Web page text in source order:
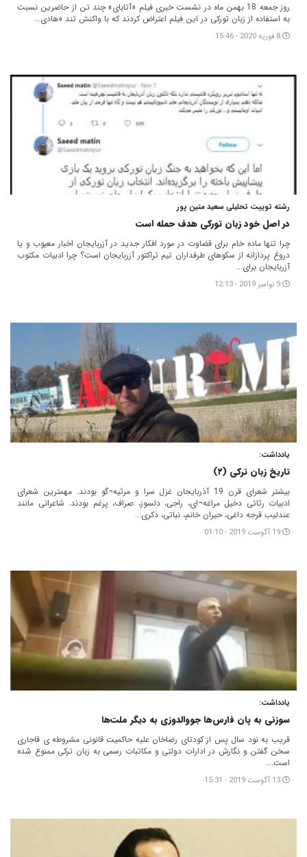
روز جمعه 18 بهمن ماه در نشست خبری فیلم «آتابای» چند تن از حاضرین نسبت
به استفاده از زبان تورکی در این فیلم اعتراض کردند که با واکنش تند «هادی...
8 فوریه 2020 - 15:46
رشته توییت تحلیلی سعید متین پور
در اصل خود زبان تورکی هدف حمله است
چرا تنها ماده خام برای قضاوت در مورد افکار جدید در آزربایجان اخبار معیوب و یا
دروغ پردازانه از سکوهای طرفداران تیم تراکتور آزربایجان است؟ چرا ادبیات مکتوب
آزربایجان برای...
9 نوامبر 2019 - 12:13
یادداشت:
تاریخ زبان ترکی (۲)
بیشتر شعرای قرن 19 آذربایجان غزل سرا و مرثیه¬گو بودند. مهمترین شعرای
ادبیات رثائی دخیل مراغه¬ای، راجی، دلسوز، صراف، پرغم بودند. شاعرانی مانند
عندلیب قرجه داغی، حیران خانم، نباتی، ذکری...
19 آگوست 2019 - 01:10
یادداشت:
سوزنی به پان فارس‌ها جووالدوزی به دیگر ملت‌ها
قریب به نود سال پس از کودتای رضاخان علیه حاکمیت قانونی مشروطه ی قاجاری
سخن گفتن و نگارش در ادارات دولتی و مکاتبات رسمی به زبان ترکی ممنوع شده
است....
13 آگوست 2019 - 15:31